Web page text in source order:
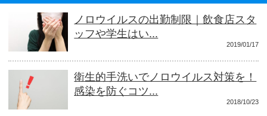
ノロウイルスの出勤制限｜飲食店スタ
ッフや学生はい...
2019/01/17
衛生的手洗いでノロウイルス対策を！
感染を防ぐコツ...
2018/10/23